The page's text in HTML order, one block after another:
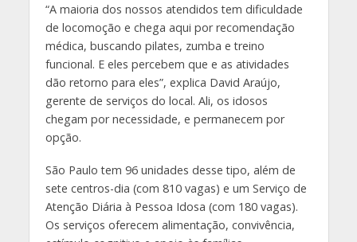
“A maioria dos nossos atendidos tem dificuldade
de locomoção e chega aqui por recomendação
médica, buscando pilates, zumba e treino
funcional. E eles percebem que e as atividades
dão retorno para eles”, explica David Araújo,
gerente de serviços do local. Ali, os idosos
chegam por necessidade, e permanecem por
opção.
São Paulo tem 96 unidades desse tipo, além de
sete centros-dia (com 810 vagas) e um Serviço de
Atenção Diária à Pessoa Idosa (com 180 vagas).
Os serviços oferecem alimentação, convivência,